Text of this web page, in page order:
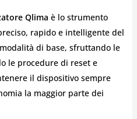
Qlima è lo strumento
rapido e intelligente del
di base, sfruttando le
le procedure di reset e
il dispositivo sempre
la maggior parte dei